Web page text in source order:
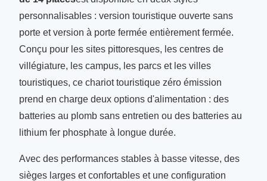
personnalisables : version touristique ouverte sans
porte et version à porte fermée entièrement fermée.
Conçu pour les sites pittoresques, les centres de
villégiature, les campus, les parcs et les villes
touristiques, ce chariot touristique zéro émission
prend en charge deux options d'alimentation : des
batteries au plomb sans entretien ou des batteries au
lithium fer phosphate à longue durée.
Avec des performances stables à basse vitesse, des
sièges larges et confortables et une configuration